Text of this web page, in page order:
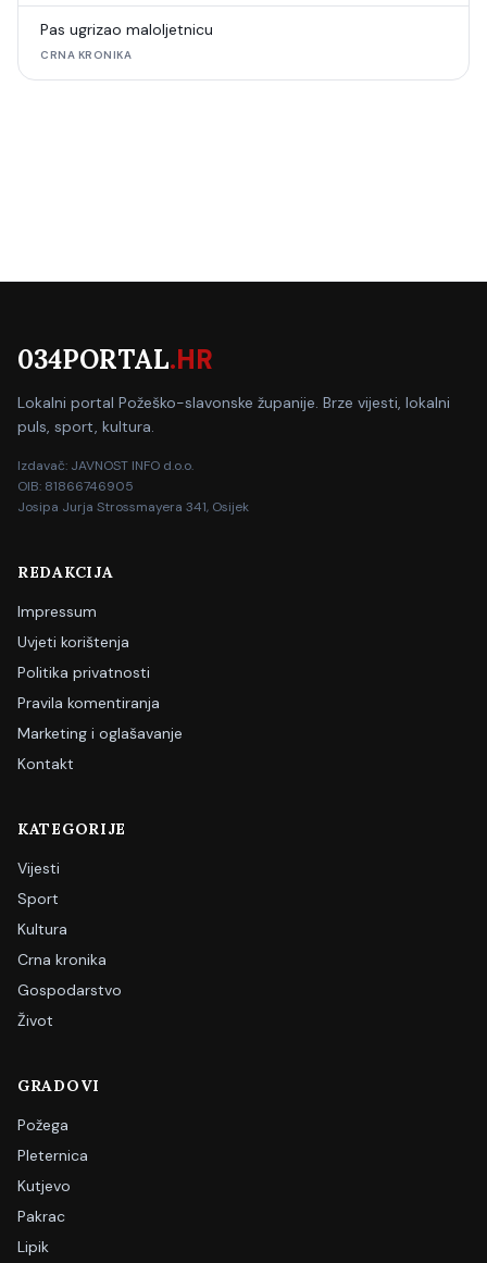
Pas ugrizao maloljetnicu
CRNA KRONIKA
034PORTAL.HR
Lokalni portal Požeško-slavonske županije. Brze vijesti, lokalni
puls, sport, kultura.
Izdavač: JAVNOST INFO d.o.o.
OIB: 81866746905
Josipa Jurja Strossmayera 341, Osijek
REDAKCIJA
Impressum
Uvjeti korištenja
Politika privatnosti
Pravila komentiranja
Marketing i oglašavanje
Kontakt
KATEGORIJE
Vijesti
Sport
Kultura
Crna kronika
Gospodarstvo
Život
GRADOVI
Požega
Pleternica
Kutjevo
Pakrac
Lipik